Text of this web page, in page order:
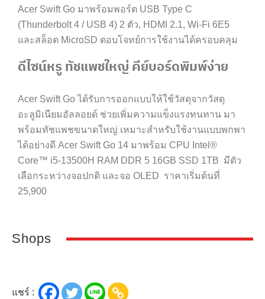
Acer Swift Go มาพร้อมพอร์ต USB Type C
(Thunderbolt 4 / USB 4) 2 ตัว, HDMI 2.1, Wi-Fi 6E5
และสล็อต MicroSD ตอบโจทย์การใช้งานได้ครอบคลุม
ดีไซน์หรู ทัชแพชใหญ่ คีย์บอร์ดพิมพ์ง่าย
Acer Swift Go ได้รับการออกแบบให้ใช้วัสดุจากวัสดุ
อะลูมิเนียมอัลลอยด์ ช่วยเพิ่มความแข็งแรงทนทาน มา
พร้อมทัชแพชขนาดใหญ่ เหมาะสำหรับใช้งานแบบพกพา
ได้อย่างดี Acer Swift Go 14 มาพร้อม CPU Intel®
Core™ i5-13500H RAM DDR 5 16GB SSD 1TB มีตัว
เลือกระหว่างจอปกติ และจอ OLED ราคาเริ่มต้นที่
25,900
Shops
แชร์ :